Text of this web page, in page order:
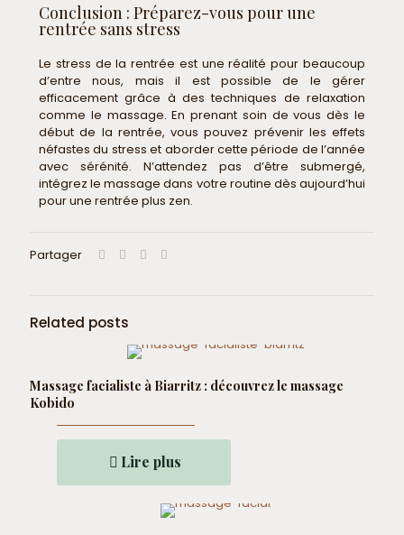
Conclusion : Préparez-vous pour une
rentrée sans stress
Le stress de la rentrée est une réalité pour beaucoup
d’entre nous, mais il est possible de le gérer
efficacement grâce à des techniques de relaxation
comme le massage. En prenant soin de vous dès le
début de la rentrée, vous pouvez prévenir les effets
néfastes du stress et aborder cette période de l’année
avec sérénité. N’attendez pas d’être submergé,
intégrez le massage dans votre routine dès aujourd’hui
pour une rentrée plus zen.
Partager
Related posts
Massage facialiste à Biarritz : découvrez le massage
Kobido
Lire plus